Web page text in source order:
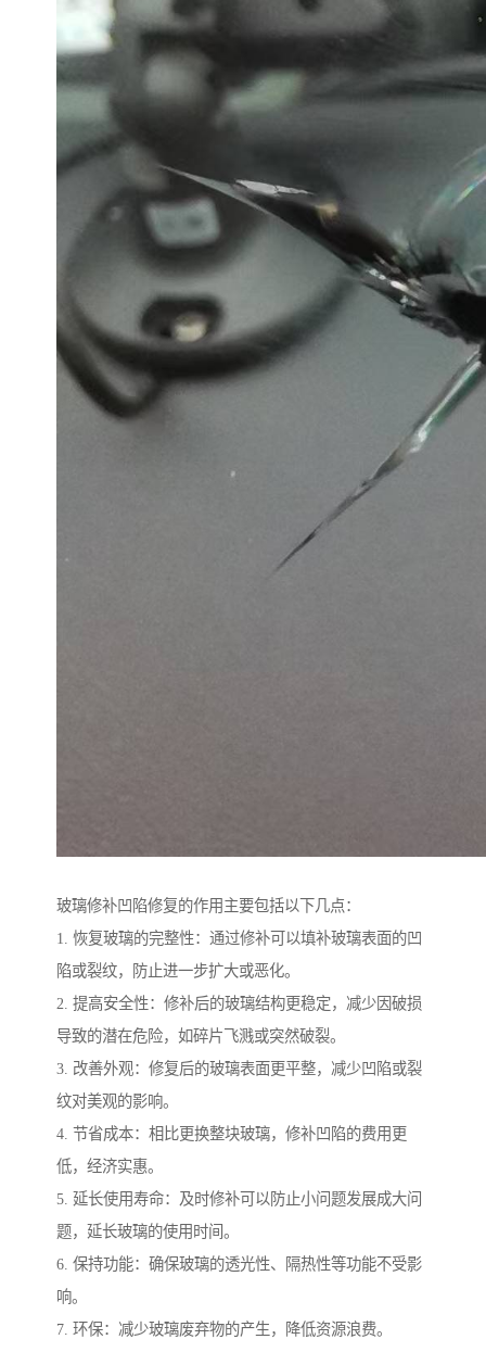
玻璃修补凹陷修复的作用主要包括以下几点：
1. 恢复玻璃的完整性：通过修补可以填补玻璃表面的凹
陷或裂纹，防止进一步扩大或恶化。
2. 提高安全性：修补后的玻璃结构更稳定，减少因破损
导致的潜在危险，如碎片飞溅或突然破裂。
3. 改善外观：修复后的玻璃表面更平整，减少凹陷或裂
纹对美观的影响。
4. 节省成本：相比更换整块玻璃，修补凹陷的费用更
低，经济实惠。
5. 延长使用寿命：及时修补可以防止小问题发展成大问
题，延长玻璃的使用时间。
6. 保持功能：确保玻璃的透光性、隔热性等功能不受影
响。
7. 环保：减少玻璃废弃物的产生，降低资源浪费。